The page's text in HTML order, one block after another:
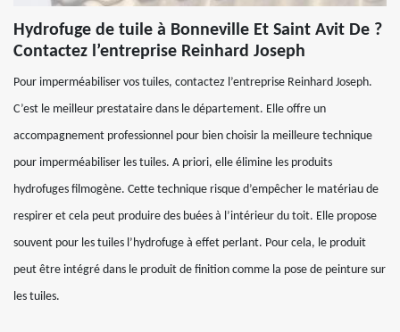
Hydrofuge de tuile à Bonneville Et Saint Avit De ?
Contactez l’entreprise Reinhard Joseph
Pour imperméabiliser vos tuiles, contactez l’entreprise Reinhard Joseph.
C’est le meilleur prestataire dans le département. Elle offre un
accompagnement professionnel pour bien choisir la meilleure technique
pour imperméabiliser les tuiles. A priori, elle élimine les produits
hydrofuges filmogène. Cette technique risque d’empêcher le matériau de
respirer et cela peut produire des buées à l’intérieur du toit. Elle propose
souvent pour les tuiles l’hydrofuge à effet perlant. Pour cela, le produit
peut être intégré dans le produit de finition comme la pose de peinture sur
les tuiles.